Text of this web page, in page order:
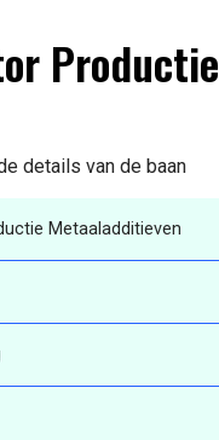
Productie
details van de baan
Metaaladditieven